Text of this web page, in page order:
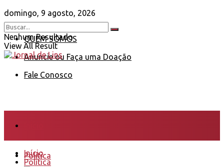
domingo, 9 agosto, 2026
QUEM SOMOS
Anuncie ou Faça uma Doação
Fale Conosco
Nenhum Resultado
View All Result
Política
Início
Política